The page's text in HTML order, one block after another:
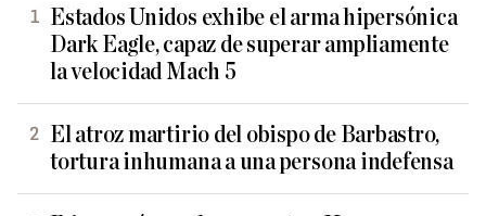
Estados Unidos exhibe el arma hipersónica
Dark Eagle, capaz de superar ampliamente
la velocidad Mach 5
El atroz martirio del obispo de Barbastro,
tortura inhumana a una persona indefensa